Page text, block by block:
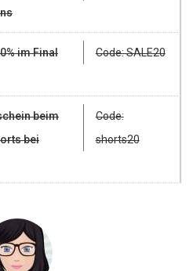
im Final
Code: SALE20
beim
bei
Code:
shorts20